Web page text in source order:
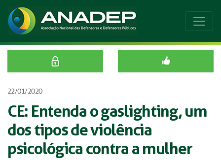
22/01/2020
CE: Entenda o gaslighting, um
dos tipos de violência
psicológica contra a mulher